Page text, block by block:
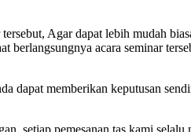
Agar dapat lebih mudah
acara seminar
dapat memberikan keputusan
setiap pemesanan tas kami selalu